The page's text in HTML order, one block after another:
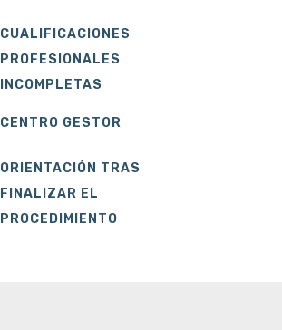
CUALIFICACIONES
PROFESIONALES
INCOMPLETAS
CENTRO GESTOR
ORIENTACIÓN TRAS
FINALIZAR EL
PROCEDIMIENTO